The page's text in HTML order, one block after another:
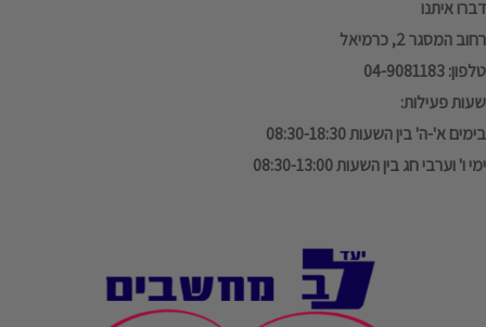
דברו איתנו
רחוב המסגר 2, כרמיאל
טלפון: 04-9081183
שעות פעילות:
בימים א'-ה' בין השעות 08:30-18:30
ימי ו' וערבי חג בין השעות 08:30-13:00